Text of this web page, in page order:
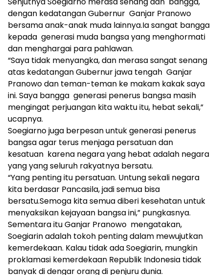
dengan kedatangan Gubernur Ganjar Pranowo
bersama anak-anak muda lainnya.Ia sangat bangga
kepada generasi muda bangsa yang menghormati
dan menghargai para pahlawan.
“Saya tidak menyangka, dan merasa sangat senang
atas kedatangan Gubernur jawa tengah Ganjar
Pranowo dan teman-teman ke makam kakak saya
ini. Saya bangga generasi penerus bangsa masih
mengingat perjuangan kita waktu itu, hebat sekali,”
ucapnya.
Soegiarno juga berpesan untuk generasi penerus
bangsa agar terus menjaga persatuan dan
kesatuan karena negara yang hebat adalah negara
yang yang seluruh rakyatnya bersatu.
“Yang penting itu persatuan. Untung sekali negara
kita berdasar Pancasila, jadi semua bisa
bersatu.Semoga kita semua diberi kesehatan untuk
menyaksikan kejayaan bangsa ini,” pungkasnya.
Sementara itu Ganjar Pranowo mengatakan,
Soegiarin adalah tokoh penting dalam mewujutkan
kemerdekaan. Kalau tidak ada Soegiarin, mungkin
proklamasi kemerdekaan Republik Indonesia tidak
banyak di dengar orang di penjuru dunia.